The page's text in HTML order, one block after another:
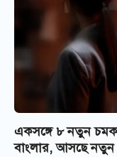
একসঙ্গে ৮ নতুন
বাংলার, আসছে নতুন